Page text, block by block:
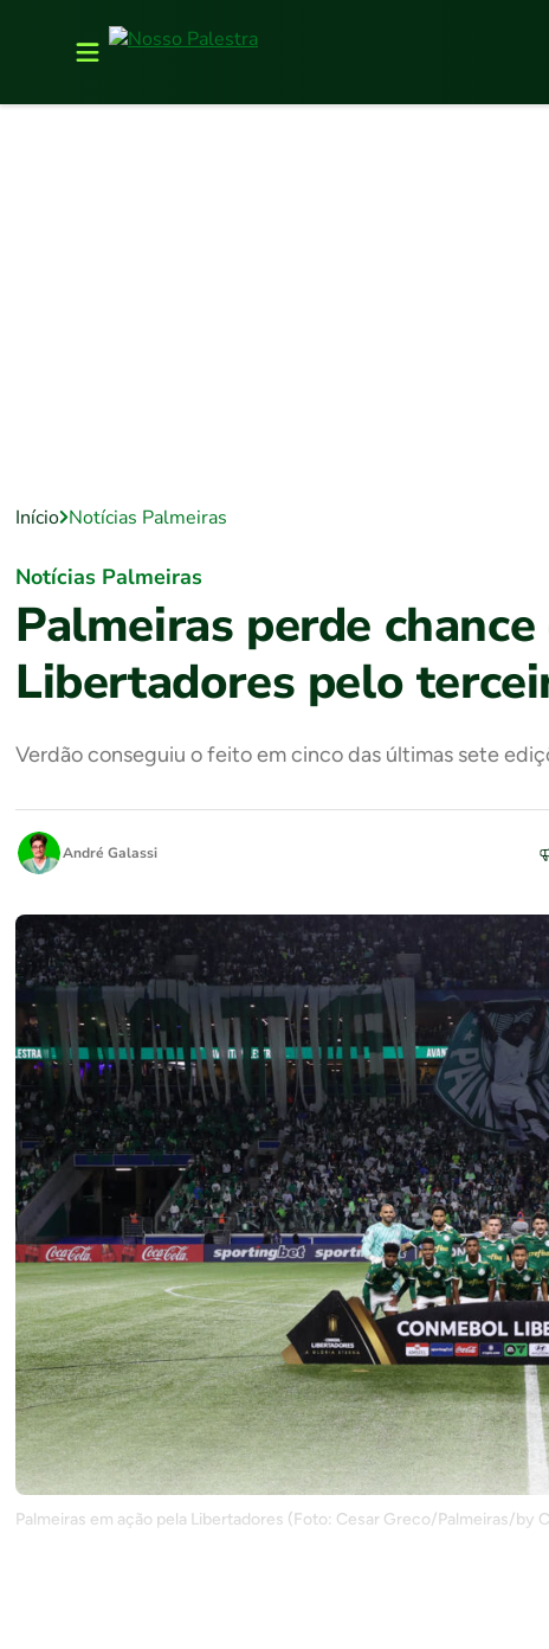
Início Notícias Palmeiras
Notícias Palmeiras
Palmeiras perde
Libertadores pelo
Verdão conseguiu o feito em cinco das últimas sete
André Galassi
Palmeiras em ação pela Libertadores (Foto: Cesar Greco/Palmeiras/by
Palmeiras e San Lorenzo-ARG empataram em 0 a 0 na
válido pela última rodada da fase de grupos da
amargo empate em casa deixou o clube sem a melhor